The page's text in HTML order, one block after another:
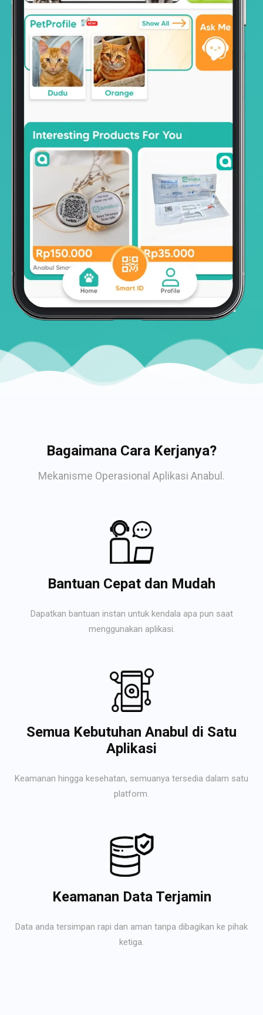
Bagaimana Cara Kerjanya?
Mekanisme Operasional Aplikasi Anabul.
Bantuan Cepat dan Mudah
Dapatkan bantuan instan untuk kendala apa pun saat
menggunakan aplikasi.
Semua Kebutuhan Anabul di Satu
Aplikasi
Keamanan hingga kesehatan, semuanya tersedia dalam satu
platform.
Keamanan Data Terjamin
Data anda tersimpan rapi dan aman tanpa dibagikan ke pihak
ketiga.